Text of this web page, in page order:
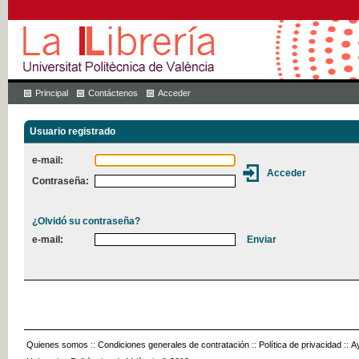
Principal Contáctenos Acceder
Usuario registrado
e-mail:
Contraseña:
¿Olvidó su contraseña?
e-mail:
Quienes somos :: Condiciones generales de contratación :: Política de privacidad ::